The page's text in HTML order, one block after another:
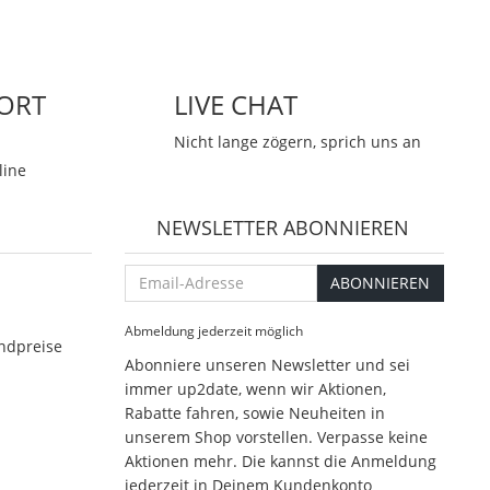
LIVE CHAT
Nicht lange zögern, sprich uns an
NEWSLETTER ABONNIEREN
Email-
Adresse
ABONNIEREN
Abmeldung jederzeit möglich
Abonniere unseren Newsletter und sei
immer up2date, wenn wir Aktionen,
Rabatte fahren, sowie Neuheiten in
unserem Shop vorstellen. Verpasse keine
Aktionen mehr. Die kannst die Anmeldung
jederzeit in Deinem Kundenkonto